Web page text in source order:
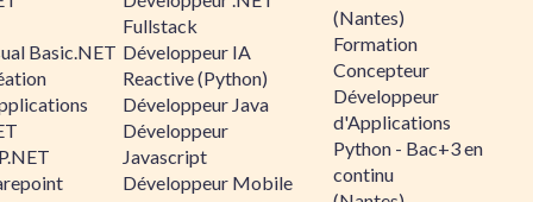
Basic.NET
Fullstack
Développeur IA
Reactive (Python)
Développeur Java
Développeur
Javascript
Développeur Mobile
(Nantes)
Formation
Concepteur
Développeur
d'Applications
Python - Bac+3 en
continu